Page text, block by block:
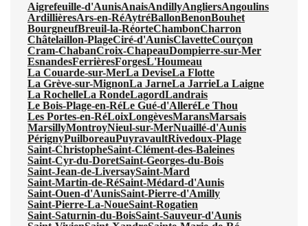
Aigrefeuille-d'AunisAnaisAndillyAngliersAngoulins
ArdillièresArs-en-RéAytréBallonBenonBouhet
BourgneufBreuil-la-RéorteChambonCharron
Châtelaillon-PlageCiré-d'AunisClavetteCourçon
Cram-ChabanCroix-ChapeauDompierre-sur-Mer
EsnandesFerrièresForgesL'Houmeau
La Couarde-sur-MerLa DeviseLa Flotte
La Grève-sur-MignonLa JarneLa JarrieLa Laigne
La RochelleLa RondeLagordLandrais
Le Bois-Plage-en-RéLe Gué-d'AlleréLe Thou
Les Portes-en-RéLoixLongèvesMaransMarsais
MarsillyMontroyNieul-sur-MerNuaillé-d'Aunis
PérignyPuilboreauPuyravaultRivedoux-Plage
Saint-ChristopheSaint-Clément-des-Baleines
Saint-Cyr-du-DoretSaint-Georges-du-Bois
Saint-Jean-de-LiversaySaint-Mard
Saint-Martin-de-RéSaint-Médard-d'Aunis
Saint-Ouen-d'AunisSaint-Pierre-d'Amilly
Saint-Pierre-La-NoueSaint-Rogatien
Saint-Saturnin-du-BoisSaint-Sauveur-d'Aunis